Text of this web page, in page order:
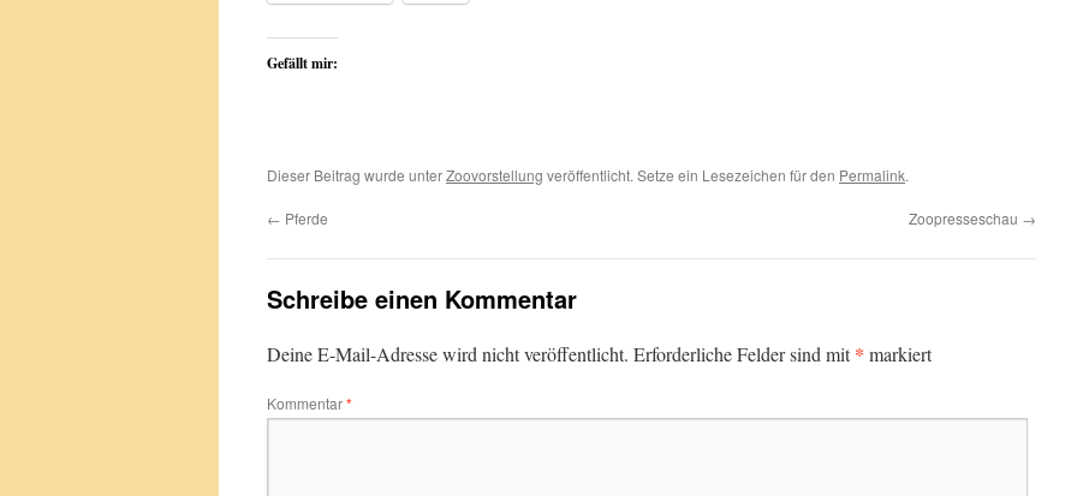
Gefällt mir:
Dieser Beitrag wurde unterZoovorstellung veröffentlicht. Setze ein Lesezeichen für den Permalink.
← Pferde Zoopresseschau →
Schreibe einen Kommentar
Deine E-Mail-Adresse wird nicht veröffentlicht. Erforderliche Felder sind mit* markiert
Kommentar*